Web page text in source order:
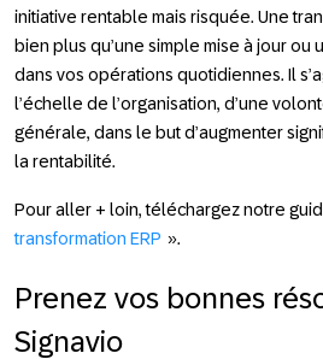
initiative rentable mais risquée. Une
bien plus qu’une simple mise à jour ou
dans vos opérations quotidiennes. Il
l’échelle de l’organisation, d’une
générale, dans le but d’augmenter
la rentabilité.
Pour aller + loin, téléchargez notre
transformation ERP ».
Prenez vos bonnes
Signavio